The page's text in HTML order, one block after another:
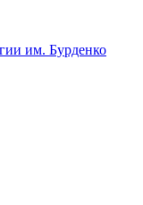
им. Бурденко